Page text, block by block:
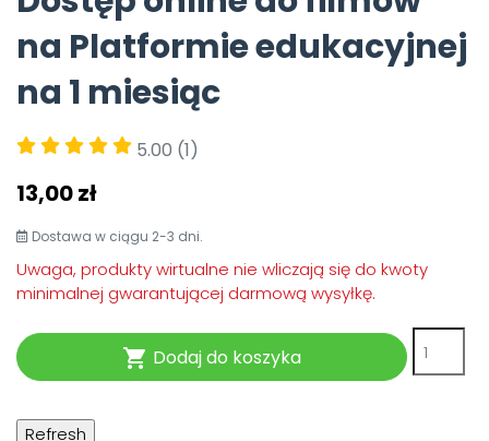
Pomoc
na Platformie edukacyjnej
na 1 miesiąc
5.00 (1)
13,00 zł
Dostawa w ciągu 2-3 dni.
Uwaga, produkty wirtualne nie wliczają się do kwoty
minimalnej gwarantującej darmową wysyłkę.
 Dodaj do koszyka